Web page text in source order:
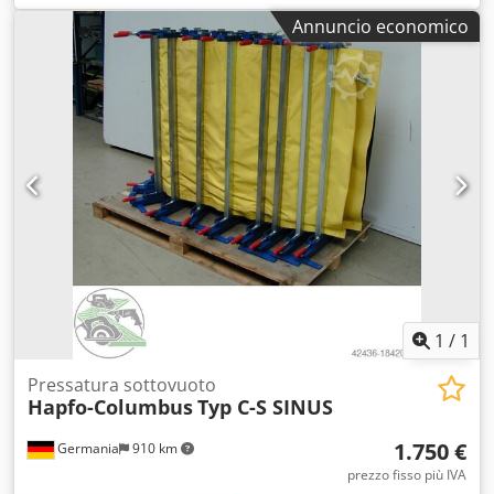
impiallacciatura Dcodsvg Inkepfx Ak Eek 2200x1000mm
Annuncio economico
1 / 1
Germania 910 km
Pressatura sottovuoto
Hapfo-ColumbusTyp C-S SINUS
1.750 €
prezzo fisso più IVA